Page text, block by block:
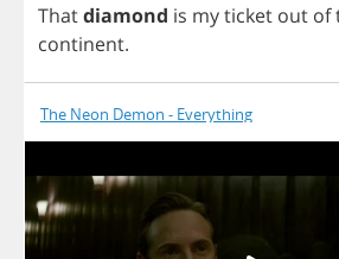
Thatdiamond is myticket out of
continent.
The Neon Demon - Everything